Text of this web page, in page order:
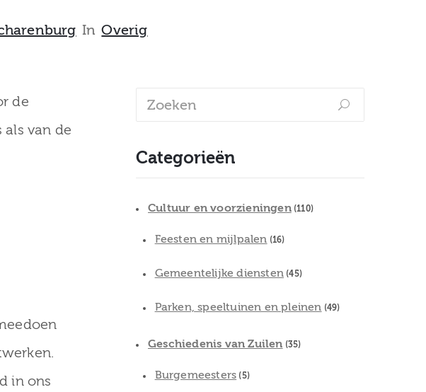
In Overig
de
van de
in ons
Categorieën
Cultuur en voorzieningen(110)
Feesten en mijlpalen (16)
Gemeentelijke diensten (45)
Parken, speeltuinen en pleinen (49)
Geschiedenis van Zuilen (35)
Burgemeesters (5)